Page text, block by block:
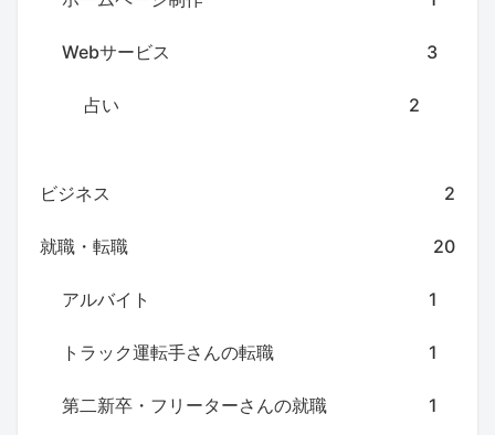
Webサービス 3
占い 2
ビジネス 2
就職・転職 20
アルバイト 1
トラック運転手さんの転職 1
第二新卒・フリーターさんの就職 1